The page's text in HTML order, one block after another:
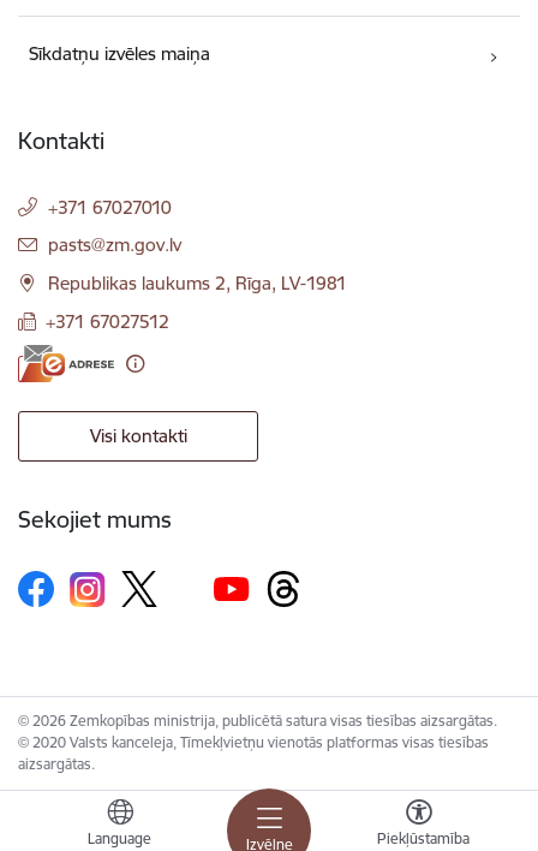
Izvēlne
Language Piekļūstamība
Sīkdatņu izvēles maiņa
Kontakti
+371 67027010
E-pasts:
pasts@zm.gov.lv
Republikas laukums 2, Rīga, LV-1981
+371 67027512
Visi kontakti
Sekojiet mums
© 2026 Zemkopības ministrija, publicētā satura visas tiesības aizsargātas.
© 2020 Valsts kanceleja, Tīmekļvietņu vienotās platformas visas tiesības
aizsargātas.